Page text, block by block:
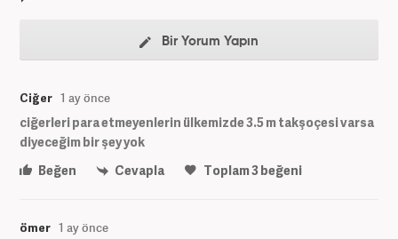
Bir Yorum Yapın
Ciğer 1 ay önce
ciğerleri para etmeyenlerin ülkemizde 3.5 m takşoçesi varsa
diyeceğim bir şey yok
Beğen
Cevapla Toplam3beğeni
ömer 1 ay önce